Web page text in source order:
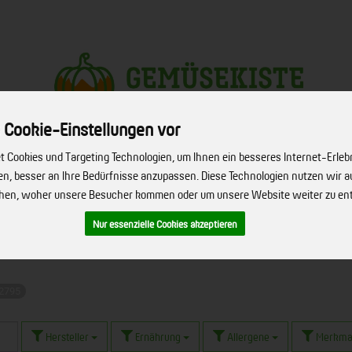
Cookie-Einstellungen vor
Cookies und Targeting Technologien, um Ihnen ein besseres Internet-
besser an Ihre Bedürfnisse anzupassen. Diese Technologien nutzen wir
woher unsere Besucher kommen oder um unsere Website weiter zu
Nur essenzielle Cookies akzeptieren
Produkt
FIRMENSERVICE REZEPTE BIO-HÖFE ÜBER UNS
Hersteller Ernährung Allergene